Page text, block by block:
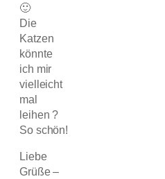
🙂
Die
Katzen
könnte
ich mir
vielleicht
mal
leihen ?
So schön!
Liebe
Grüße –